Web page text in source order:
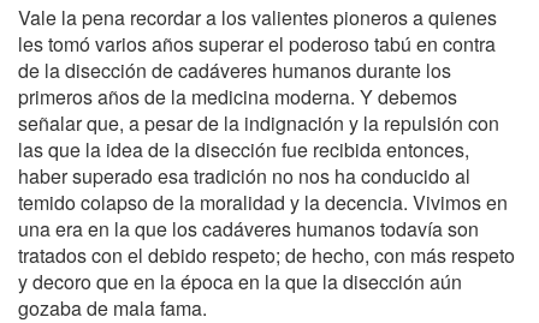
Vale la pena recordar a los valientes pioneros a quienes
les tomó varios años superar el poderoso tabú en contra
de la disección de cadáveres humanos durante los
primeros años de la medicina moderna. Y debemos
señalar que, a pesar de la indignación y la repulsión con
las que la idea de la disección fue recibida entonces,
haber superado esa tradición no nos ha conducido al
temido colapso de la moralidad y la decencia. Vivimos en
una era en la que los cadáveres humanos todavía son
tratados con el debido respeto; de hecho, con más respeto
y decoro que en la época en la que la disección aún
gozaba de mala fama.